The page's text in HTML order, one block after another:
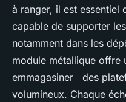
à ranger, il est essentiel
capable de supporter
notamment dans les
module métallique offre
emmagasiner des
volumineux. Chaque